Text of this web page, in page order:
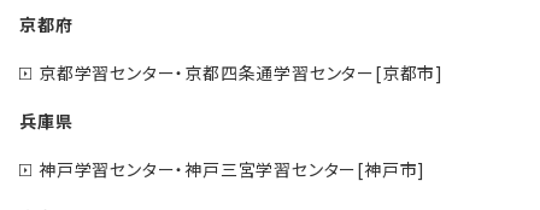
京都府
京都学習センター・京都四条通学習センター[京都市]
兵庫県
神戸学習センター・神戸三宮学習センター[神戸市]